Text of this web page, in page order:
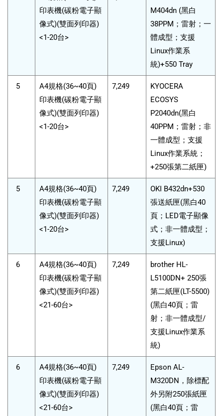
印表機(碳粉電子顯
像式)(雙面列印器)
<1-20台>
M404dn (黑白
38PPM；雷射；一
體成型；支援
Linux作業系
統)+550 Tray
5
A4規格(36~40頁)
印表機(碳粉電子顯
像式)(雙面列印器)
<1-20台>
7,249
KYOCERA
ECOSYS
P2040dn(黑白
40PPM；雷射；非
一體成型；支援
Linux作業系統；
+250張第二紙匣)
5
A4規格(36~40頁)
印表機(碳粉電子顯
像式)(雙面列印器)
<1-20台>
7,249
OKI B432dn+530
張送紙匣(黑白40
頁；LED電子顯像
式；非一體成型；
支援Linux)
6
A4規格(36~40頁)
印表機(碳粉電子顯
像式)(雙面列印器)
<21-60台>
7,249
brother HL-
L5100DN+ 250張
第二紙匣(LT-5500)
(黑白40頁；雷
射；非一體成型/
支援Linux作業系
統)
6
A4規格(36~40頁)
印表機(碳粉電子顯
像式)(雙面列印器)
<21-60台>
7,249
Epson AL-
M320DN，除標配
外另附250張紙匣
(黑白40頁；雷